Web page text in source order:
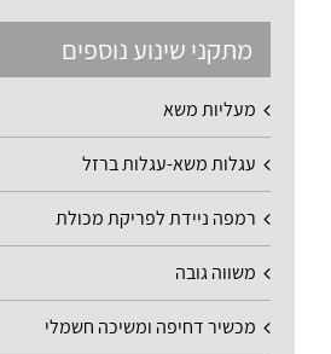
מתקני שינוע נוספים
מעליות משא
עגלות משא-עגלות ברזל
רמפה ניידת לפריקת מכולת
משווה גובה
מכשיר דחיפה ומשיכה חשמלי